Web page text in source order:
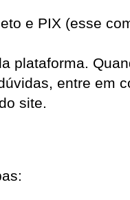
e PIX (esse
plataforma.
entre em
site.